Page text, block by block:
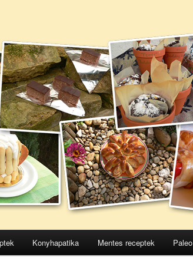
Konyhapatika Mentes receptek Paleo